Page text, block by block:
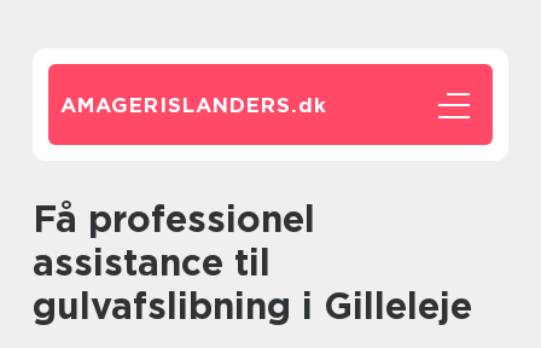
AMAGERISLANDERS.dk
Få professionel
assistance til
gulvafslibning i Gilleleje